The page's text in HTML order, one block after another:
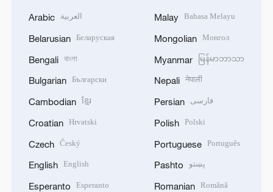
Arabic العربية
Belarusian Беларуская
Bengali বাংলা
Bulgarian Български
Cambodian ខ្មែរ
Croatian Hrvatski
Czech Český
English English
Esperanto Esperanto
Malay Bahasa Melayu
Mongolian Монгол
Myanmar မြန်မာဘာသာ
Nepali नेपाली
Persian فارسی
Polish Polski
Portuguese Português
Pashto پښتو
Romanian Română